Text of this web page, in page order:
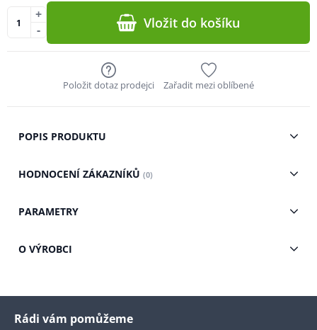
-
+ Vložit do košíku
Položit dotaz prodejci Zařadit mezi oblíbené
POPIS PRODUKTU
HODNOCENÍ ZÁKAZNÍKŮ (0)
PARAMETRY
O VÝROBCI
Rádi vám pomůžeme